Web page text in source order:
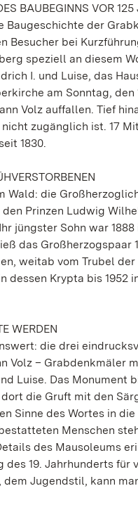
BAUBEGINNS VOR 125
Baugeschichte der
Besucher bei
speziell an diesem
I. und Luise, das
am Sonntag,
Volz auffallen. Tief
zugänglich ist. 17
1830.
die
Prinzen Ludwig
jüngster Sohn war
das Großherzogspaar
weitab vom Trubel
Krypta bis 1952
WERDEN
die drei
Volz – Grabdenkmäler
Luise. Das Monument
die Gruft mit den
Sinne des Wortes in
Menschen
des Mausoleums
des 19. Jahrhunderts
Jugendstil, kann